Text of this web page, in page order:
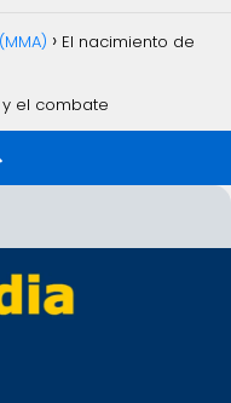
El nacimiento de
y el combate